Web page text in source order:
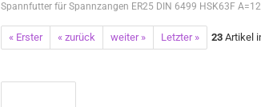
Spannfutter für Spannzangen ER25 DIN 6499 HSK63F
« Erster « zurück weiter » Letzter » 23 Artikel